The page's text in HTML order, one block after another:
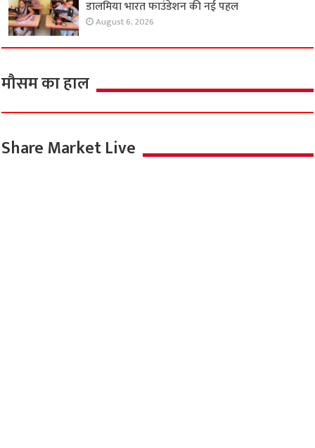
डालमिया भारत फाउंडेशन की नई पहल
August 6, 2026
मौसम का हाल
Share Market Live